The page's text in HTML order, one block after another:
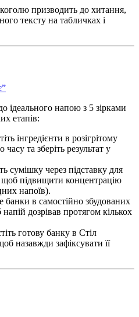
призводить до хитання,
тексту на табличках і
ідеального напою з 5 зірками
етапів:
інгредієнти в розігрітому
та зберіть результат у
сумішку через підставку для
підвищити концентрацію
напоїв).
банки в самостійно збудованих
дозрівав протягом кількох
готову банку в Стіл
назавжди зафіксувати її